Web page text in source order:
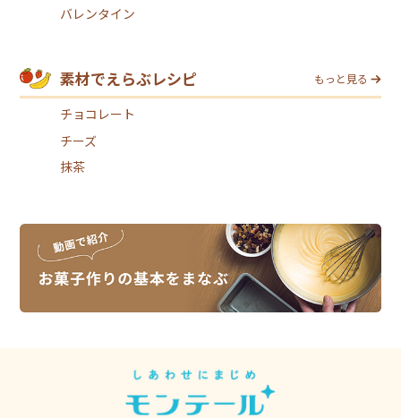
バレンタイン
素材でえらぶレシピ もっと見る
チョコレート
チーズ
抹茶